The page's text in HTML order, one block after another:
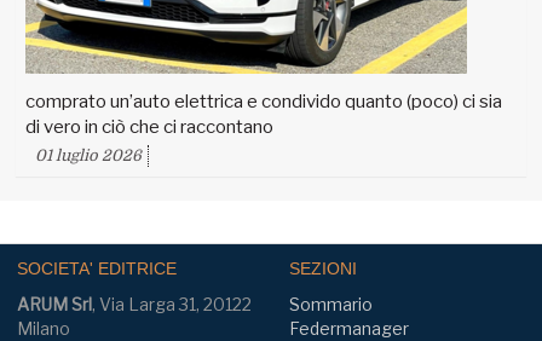
comprato un’auto elettrica e condivido quanto (poco) ci sia
di vero in ciò che ci raccontano
01 luglio 2026
SOCIETA' EDITRICE
ARUM Srl, Via Larga 31, 20122
Milano
SEZIONI
Sommario
Federmanager